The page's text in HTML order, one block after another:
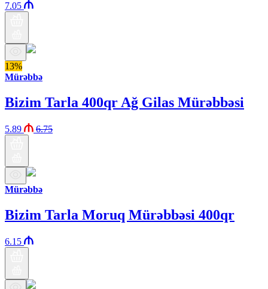
7.05
13%
Mürəbbə
Bizim Tarla 400qr Ağ Gilas Mürəbbəsi
5.89 6.75
Mürəbbə
Bizim Tarla Moruq Mürəbbəsi 400qr
6.15